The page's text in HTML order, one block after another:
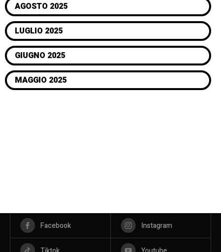
AGOSTO 2025
LUGLIO 2025
GIUGNO 2025
MAGGIO 2025
Facebook Instagram